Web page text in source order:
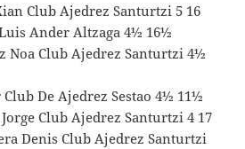
Club Ajedrez Santurtzi 5 16
Ander Altzaga 4½ 16½
Noa Club Ajedrez Santurtzi 4½
De Ajedrez Sestao 4½ 11½
Club Ajedrez Santurtzi 4 17
Denis Club Ajedrez Santurtzi